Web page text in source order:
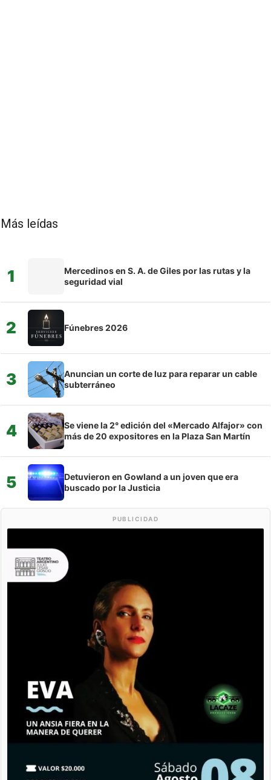
Más leídas
1
Mercedinos en S. A. de Giles por las rutas y la
seguridad vial
2 Fúnebres 2026
3
Anuncian un corte de luz para reparar un cable
subterráneo
4
Se viene la 2° edición del «Mercado Alfajor» con
más de 20 expositores en la Plaza San Martín
5
Detuvieron en Gowland a un joven que era
buscado por la Justicia
PUBLICIDAD